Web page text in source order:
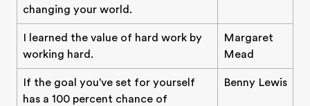
changing your world.
I learned the value of hard work by
working hard.
Margaret
Mead
If the goal you've set for yourself
has a 100 percent chance of
Benny Lewis